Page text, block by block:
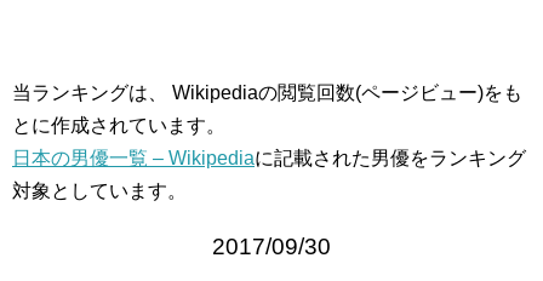
当ランキングは、 Wikipediaの閲覧回数(ページビュー)をも
とに作成されています。
日本の男優一覧 – Wikipediaに記載された男優をランキング
対象としています。
2017/09/30